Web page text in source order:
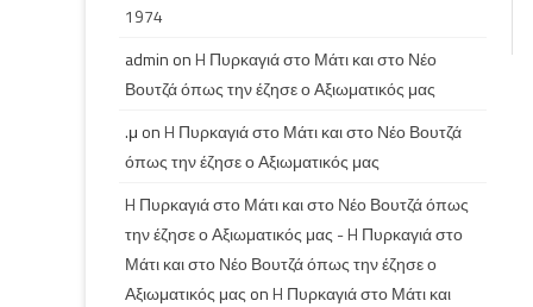
1974
admin onH Πυρκαγιά στο Μάτι και στο Νέο
Βουτζά όπως την έζησε ο Αξιωματικός μας
.μ onH Πυρκαγιά στο Μάτι και στο Νέο Βουτζά
όπως την έζησε ο Αξιωματικός μας
H Πυρκαγιά στο Μάτι και στο Νέο Βουτζά όπως
την έζησε ο Αξιωματικός μας - H Πυρκαγιά στο
Μάτι και στο Νέο Βουτζά όπως την έζησε ο
Αξιωματικός μας onH Πυρκαγιά στο Μάτι και